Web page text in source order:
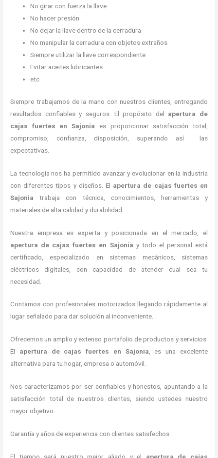
No girar con fuerza la llave
No hacer presión
No dejar la llave dentro de la cerradura
No manipular la cerradura con objetos extraños
Siempre utilizar la llave correspondiente
Evitar aceites lubricantes
etc.
Siempre trabajamos de la mano con nuestros clientes, entregando
resultados confiables y seguros. El propósito del apertura de
cajas fuertes en Sajonia es proporcionar satisfacción total,
compromiso, confianza, disposición, superando así las
expectativas.
La tecnología nos ha permitido avanzar y evolucionar en la industria
con diferentes tipos y diseños. El apertura de cajas fuertes en
Sajonia trabaja con técnica, conocimientos, herramientas y
materiales de alta calidad y durabilidad.
Nuestra empresa es experta y posicionada en el mercado, el
apertura de cajas fuertes en Sajonia y todo el personal está
certificado, especializado en sistemas mecánicos, sistemas
eléctricos digitales, con capacidad de atender cual sea tu
necesidad.
Contamos con profesionales motorizados llegando rápidamente al
lugar señalado para dar solución al inconveniente.
Ofrecemos un amplio y extenso portafolio de productos y servicios.
El apertura de cajas fuertes en Sajonia, es una excelente
alternativa para tu hogar, empresa o automóvil.
Nos caracterizamos por ser confiables y honestos, apuntando a la
satisfacción total de nuestros clientes, siendo ustedes nuestro
mayor objetivo.
Garantía y años de experiencia con clientes satisfechos.